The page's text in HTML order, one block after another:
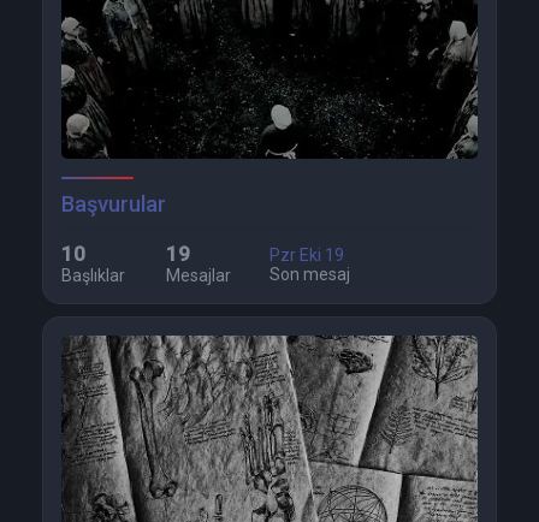
Başvurular
10
Başlıklar
19
Mesajlar
Pzr Eki 19
Son mesaj